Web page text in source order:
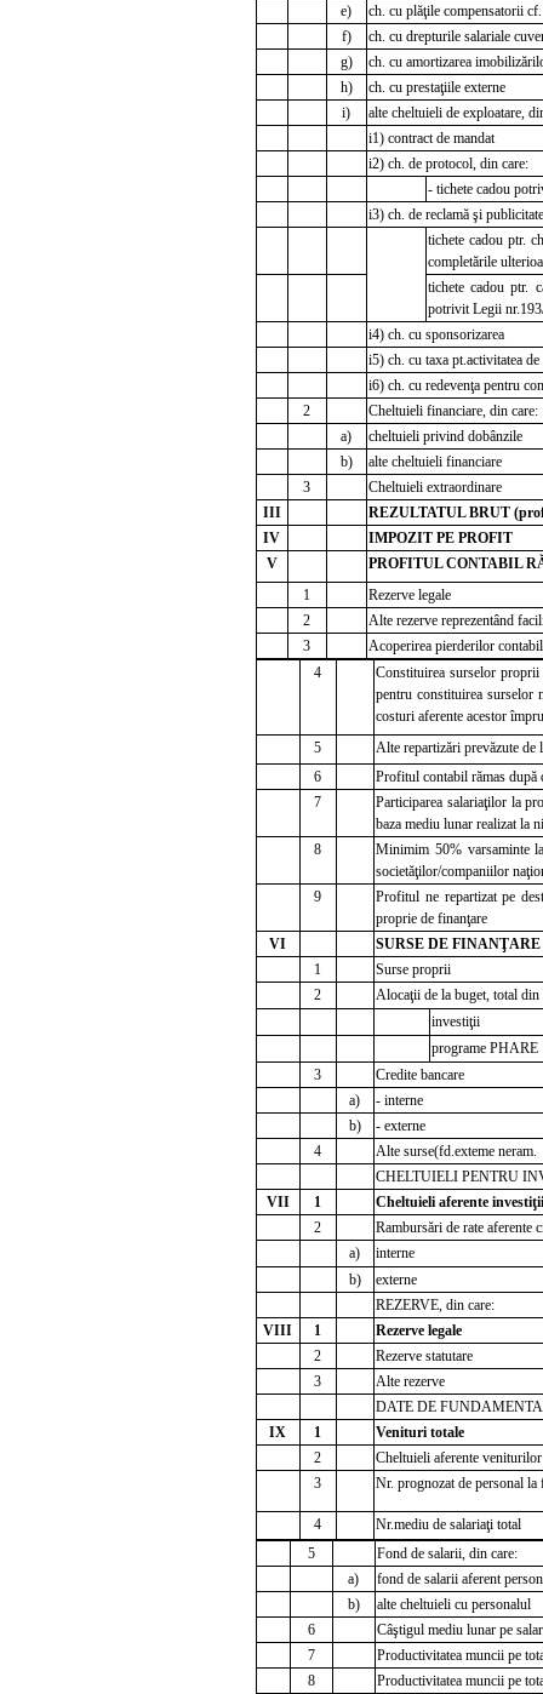
e)
ch. cu plăţile compensatorii
f)
ch. cu drepturile salariale
g)
ch. cu amortizarea
h)
ch. cu prestaţiile externe
i)
alte cheltuieli de exploatare,
i1) contract de mandat
i2) ch. de protocol, din care:
- tichete cadou
i3) ch. de reclamă şi
tichete cadou ptr.
completările
tichete cadou ptr.
potrivit Legii
i4) ch. cu sponsorizarea
i5) ch. cu taxa pt.activitatea
i6) ch. cu redevenţa pentru
2
Cheltuieli financiare, din care:
a)
cheltuieli privind dobânzile
b)
alte cheltuieli financiare
3
Cheltuieli extraordinare
III
REZULTATUL BRUT
IV
IMPOZIT PE PROFIT
V
PROFITUL CONTABIL
1
Rezerve legale
2
Alte rezerve reprezentând
3
Acoperirea pierderilor
4
Constituirea surselor
pentru constituirea surselor
costuri aferente acestor
5
Alte repartizări prevăzute de
6
Profitul contabil rămas după
7
Participarea salariaţilor la
baza mediu lunar realizat la
8
Minimim 50% varsaminte
societăţilor/companiilor
9
Profitul ne repartizat pe
proprie de finanţare
VI
SURSE DE
1
Surse proprii
2
Alocaţii de la buget, total din
investiţii
programe PHARE
3
Credite bancare
a)
- interne
b)
- externe
4
Alte surse(fd.exteme neram.
CHELTUIELI PENTRU
VII
1
Cheltuieli aferente
2
Rambursări de rate aferente
a)
interne
b)
externe
REZERVE, din care:
VIII
1
Rezerve legale
2
Rezerve statutare
3
Alte rezerve
DATE DE
IX
1
Venituri totale
2
Cheltuieli aferente
3
Nr. prognozat de personal la
4
Nr.mediu de salariaţi total
5
Fond de salarii, din care:
a)
fond de salarii aferent
b)
alte cheltuieli cu personalul
6
Câştigul mediu lunar pe
7
Productivitatea muncii pe
8
Productivitatea muncii pe